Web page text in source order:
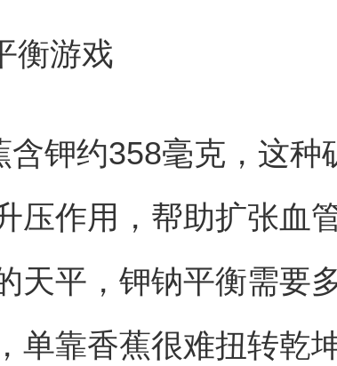
衡游戏
含钾约358毫克，这种
压作用，帮助扩张血
天平，钾钠平衡需要
单靠香蕉很难扭转乾